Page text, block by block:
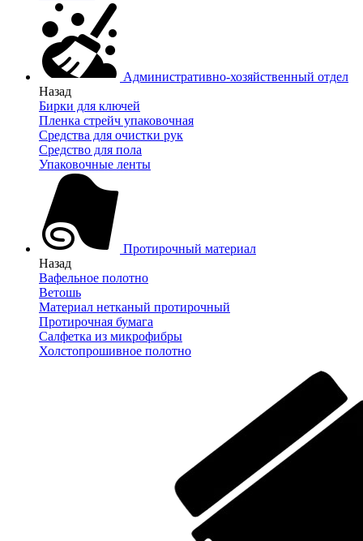
Административно-хозяйственный отдел
Назад
Бирки для ключей
Пленка стрейч упаковочная
Средства для очистки рук
Средство для пола
Упаковочные ленты
Протирочный материал
Назад
Вафельное полотно
Ветошь
Материал нетканый протирочный
Протирочная бумага
Салфетка из микрофибры
Холстопрошивное полотно